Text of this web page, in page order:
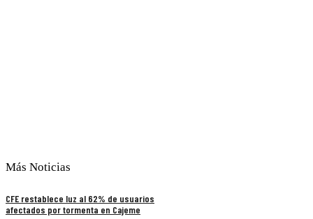
Más Noticias
CFE restablece luz al 62% de usuarios
afectados por tormenta en Cajeme